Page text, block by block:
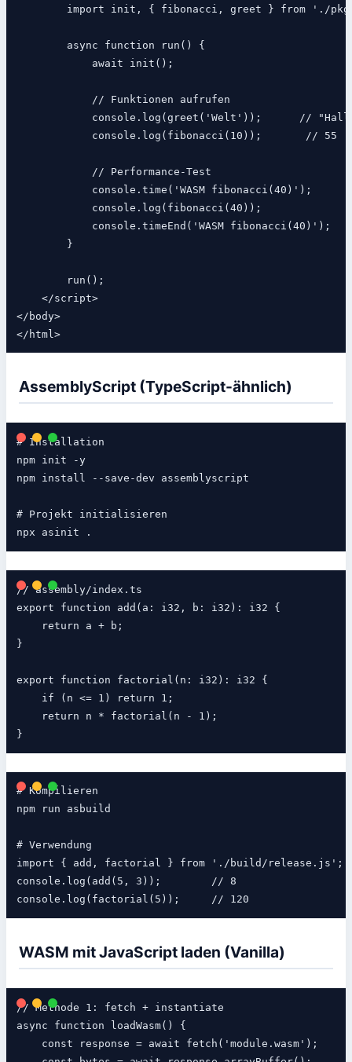
import init, { fibonacci, greet } from './
        async function run() {
            await init();
            // Funktionen aufrufen
console.log(greet('Welt'));      //
            console.log(fibonacci(10));       // 55
            // Performance-Test
            console.time('WASM fibonacci(40)');
            console.log(fibonacci(40));
            console.timeEnd('WASM fibonacci(40)');
        }
        run();
    </script>
</body>
</html>
AssemblyScript (TypeScript-ähnlich)
# Installation
npm init -y
npm install --save-dev assemblyscript
# Projekt initialisieren
// assembly/index.ts
export function add(a: i32, b: i32): i32 {
    return a + b;
}
export function factorial(n: i32): i32 {
    if (n <= 1) return 1;
    return n * factorial(n - 1);
# Kompilieren
npm run asbuild
# Verwendung
import { add, factorial } from './build/release.js';
console.log(add(5, 3));        // 8
WASM mit JavaScript laden (Vanilla)
// Methode 1: fetch + instantiate
async function loadWasm() {
    const response = await fetch('module.wasm');